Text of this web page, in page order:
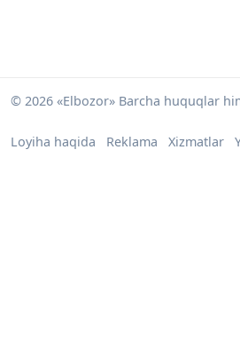
© 2026 «Elbozor» Barcha huquqlar
Loyiha haqida Reklama Xizmatlar